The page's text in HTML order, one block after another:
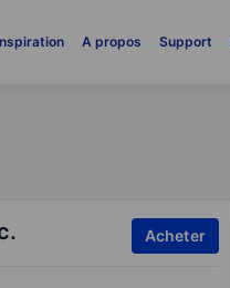
A propos Support
Acheter